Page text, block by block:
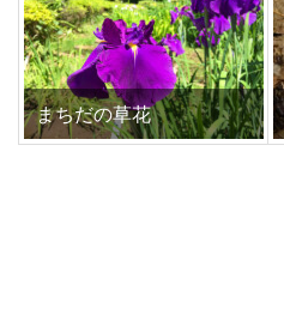
まちだの草花